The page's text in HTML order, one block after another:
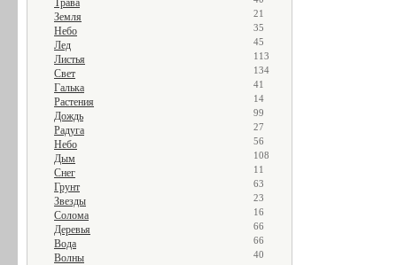
Трава
Земля 21
Небо 35
Лед 45
Листья 113
Свет 134
Галька 41
Растения 14
Дождь 99
Радуга 27
Небо 56
Дым 108
Снег 11
Грунт 63
Звезды 23
Солома 16
Деревья 66
Вода 66
Волны 40